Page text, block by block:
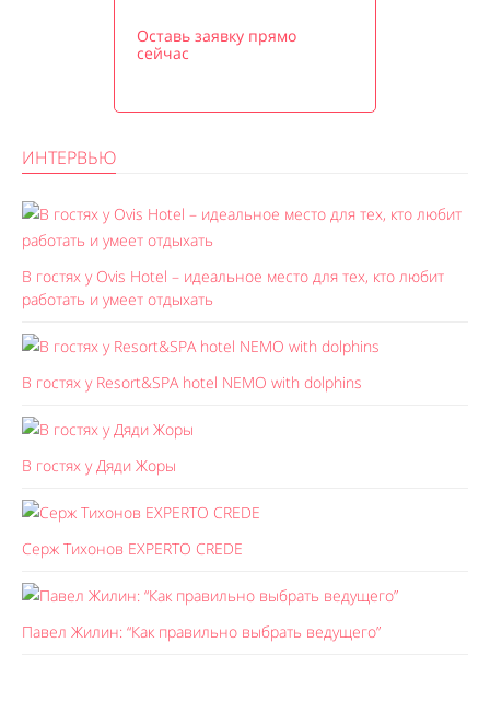
Оставь заявку прямо
сейчас
ИНТЕРВЬЮ
В гостях у Ovis Hotel – идеальное место для тех, кто любит
работать и умеет отдыхать
В гостях у Resort&SPA hotel NEMO with dolphins
В гостях у Дяди Жоры
Серж Тихонов EXPERTO CREDE
Павел Жилин: “Как правильно выбрать ведущего”